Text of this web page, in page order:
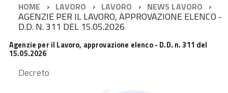
HOME LAVORO LAVORO NEWS LAVORO
AGENZIE PER IL LAVORO, APPROVAZIONE ELENCO -
D.D. N. 311 DEL 15.05.2026
Agenzie per il Lavoro, approvazione elenco - D.D. n. 311 del
15.05.2026
Decreto